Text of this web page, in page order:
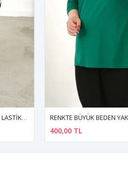
RENKTE BÜYÜK BEDEN YAKASI HALKA TAŞLI YEŞİL BLUZ